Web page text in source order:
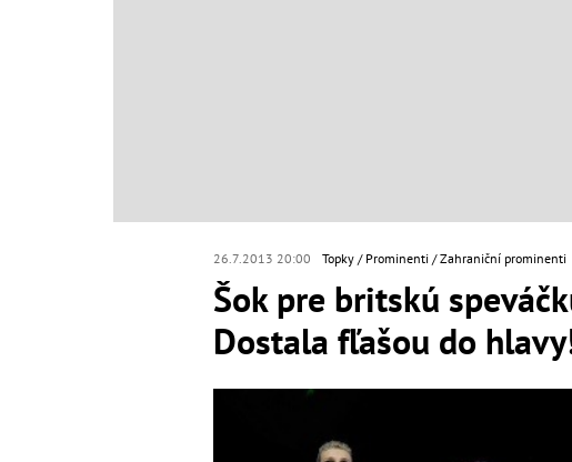
26.7.2013 20:00 Topky Prominenti Zahraniční prominenti
Šok pre britskú
Dostala fľašou do